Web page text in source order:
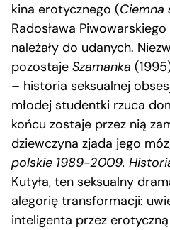
kina erotycznego (Ciemna
Radosława
należały do udanych.
pozostaje Szamanka
– historia seksualnej
młodej studentki rzuca
końcu zostaje przez nią
dziewczyna zjada jego
polskie 1989-2009.
Kutyła, ten seksualny
alegorię transformacji:
inteligenta przez